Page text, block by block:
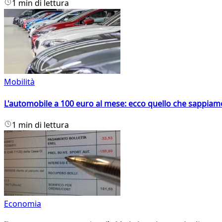
1 min di lettura
Mobilità
L'automobile a 100 euro al mese: ecco quello che
1 min di lettura
Economia